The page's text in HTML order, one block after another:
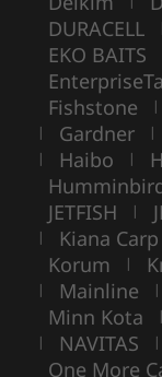
DURACELL
EKO BAITS
Fishstone |
| Gardner |
| Haibo |
JETFISH |
| Kiana Carp
Korum |
| Mainline |
Minn Kota |
| NAVITAS |
One More